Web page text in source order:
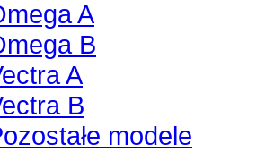
A
B
A
B
modele